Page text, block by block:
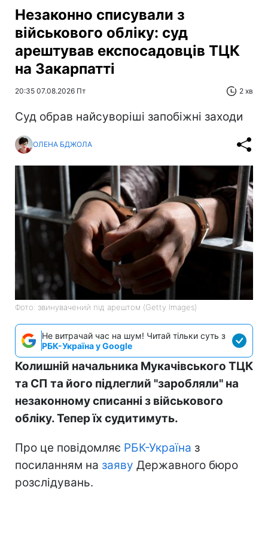
Незаконно списували з
військового обліку: суд
арештував експосадовців ТЦК
на Закарпатті
20:35 07.08.2026 Пт 2 хв
Суд обрав найсуворіші запобіжні заходи
ОЛЕНА БДЖОЛА
Фото: звинувачений під арештом (Getty Images)
Не витрачай час на шум! Читай тільки суть з
РБК-Україна у Google
Колишній начальника Мукачівського ТЦК
та СП та його підлеглий "заробляли" на
незаконному списанні з військового
обліку. Тепер їх судитимуть.
Про це повідомляє РБК-Україна з
посиланням на заяву Державного бюро
розслідувань.